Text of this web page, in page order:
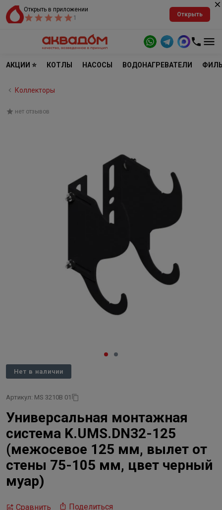
Открыть в приложении
1
Открыть
АКЦИИ ⭐ КОТЛЫ НАСОСЫ ВОДОНАГРЕВАТЕЛИ
Коллекторы
нет отзывов
Нет в наличии
Артикул: MS 3210B 01
Универсальная монтажная
система K.UMS.DN32-125
(межосевое 125 мм, вылет от
стены 75-105 мм, цвет черный
муар)
Сравнить Поделиться